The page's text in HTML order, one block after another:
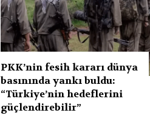
PKK’nin fesih kararı dünya
basınında yankı buldu:
“Türkiye’nin hedeflerini
güçlendirebilir”